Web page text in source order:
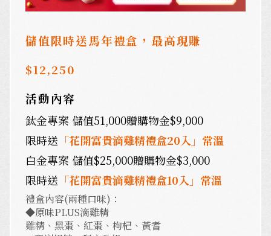
儲值限時送馬年禮盒， 最高現賺
$12,250
活動內容
鈦金專案 儲值51,000贈購物金$9,000
限時送 「花開富貴滴雞精禮盒20入」常溫
白金專案 儲值$25,000贈購物金$3,000
限時送 「花開富貴滴雞精禮盒10入」 常溫
禮盒內容(兩種口味)：
◆原味PLUS滴雞精
雞精、黑棗、紅棗、枸杞、黃耆